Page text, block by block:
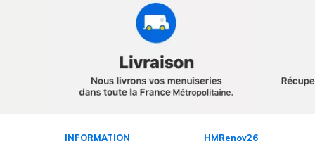
INFORMATION HMRenov26